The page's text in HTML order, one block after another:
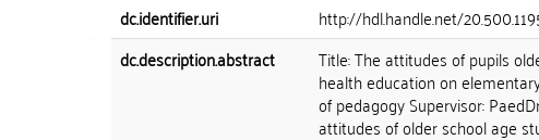
dc.identifier.uri
http://hdl.handle.net/
dc.description.abstract
Title: The attitudes of pupils
health education on
of pedagogy Supervisor:
attitudes of older school age